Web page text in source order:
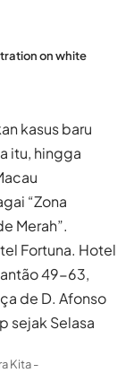
on white
kasus baru
itu, hingga
“Zona
Merah”.
Fortuna. Hotel
49-63,
de D. Afonso
sejak Selasa
Kita -